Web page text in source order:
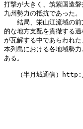
打撃が大きく、筑紫国造
九州勢力の抵抗であった。
結局、栄山江流域の前
的な地方支配を貫徹する
が瓦解する中であらわれ
本列島における各地域勢
ある。
（半月城通信）